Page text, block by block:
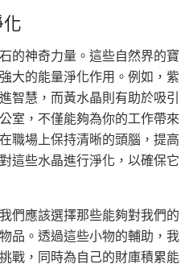
的神奇力量。這些自然界的寶
大的能量淨化作用。例如，紫
智慧，而黃水晶則有助於吸引
室，不僅能夠為你的工作帶來
職場上保持清晰的頭腦，提高
這些水晶進行淨化，以確保它
們應該選擇那些能夠對我們的
品。透過這些小物的輔助，我
戰，同時為自己的財庫積累能